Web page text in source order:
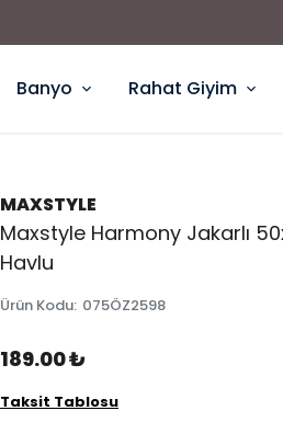
Banyo Rahat Giyim
MAXSTYLE
Maxstyle Harmony Jakarlı
Havlu
Ürün Kodu: 075ÖZ2598
189.00 ₺
Taksit Tablosu